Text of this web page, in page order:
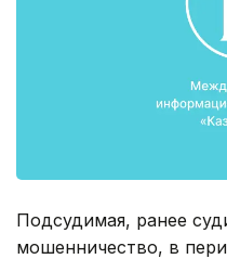
Подсудимая, ранее
мошенничество, в